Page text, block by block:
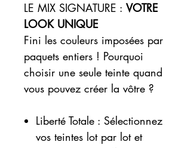
LE MIX SIGNATURE : VOTRE
LOOK UNIQUE
Fini les couleurs imposées par
paquets entiers ! Pourquoi
choisir une seule teinte quand
vous pouvez créer la vôtre ?
Liberté Totale : Sélectionnez
vos teintes lot par lot et